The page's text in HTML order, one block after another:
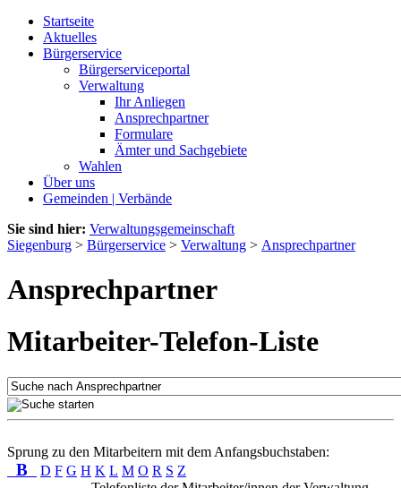
Startseite
Aktuelles
Bürgerservice
Bürgerserviceportal
Verwaltung
Ihr Anliegen
Ansprechpartner
Formulare
Ämter und Sachgebiete
Wahlen
Über uns
Gemeinden | Verbände
Sie sind hier: Verwaltungsgemeinschaft
Siegenburg > Bürgerservice > Verwaltung > Ansprechpartner
Ansprechpartner
Mitarbeiter-Telefon-Liste
Sprung zu den Mitarbeitern mit dem Anfangsbuchstaben:
B D F G H K L M O R S Z